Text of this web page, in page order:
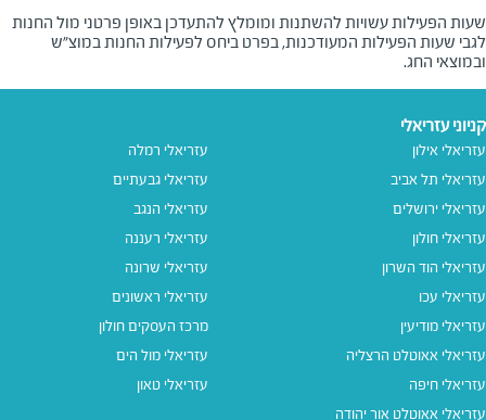
שעות הפעילות עשויות להשתנות ומומלץ להתעדכן באופן פרטני מול החנות
לגבי שעות הפעילות המעודכנות, בפרט ביחס לפעילות החנות במוצ"ש
ובמוצאי החג.
קניוני עזריאלי
עזריאלי אילון
עזריאלי תל אביב
עזריאלי ירושלים
עזריאלי חולון
עזריאלי הוד השרון
עזריאלי עכו
עזריאלי מודיעין
עזריאלי אאוטלט הרצליה
עזריאלי חיפה
עזריאלי אאוטלט אור יהודה
עזריאלי רמלה
עזריאלי גבעתיים
עזריאלי הנגב
עזריאלי רעננה
עזריאלי שרונה
עזריאלי ראשונים
מרכז העסקים חולון
עזריאלי מול הים
עזריאלי טאון